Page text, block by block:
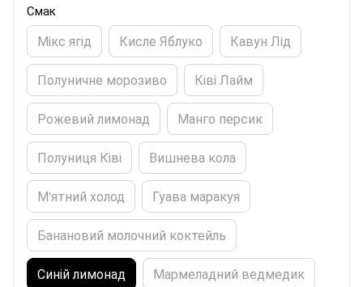
Смак
Мікс ягід Кисле Яблуко Кавун Лід
Полуничне морозиво Ківі Лайм
Рожевий лимонад Манго персик
Полуниця Ківі Вишнева кола
М'ятний холод Гуава маракуя
Банановий молочний коктейль
Синій лимонад Мармеладний ведмедик